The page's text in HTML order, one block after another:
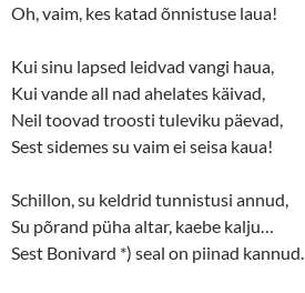
Oh, vaim, kes katad õnnistuse laua!
Kui sinu lapsed leidvad vangi haua,
Kui vande all nad ahelates käivad,
Neil toovad troosti tuleviku päevad,
Sest sidemes su vaim ei seisa kaua!
Schillon, su keldrid tunnistusi annud,
Su põrand püha altar, kaebe kalju…
Sest Bonivard *) seal on piinad kannud.